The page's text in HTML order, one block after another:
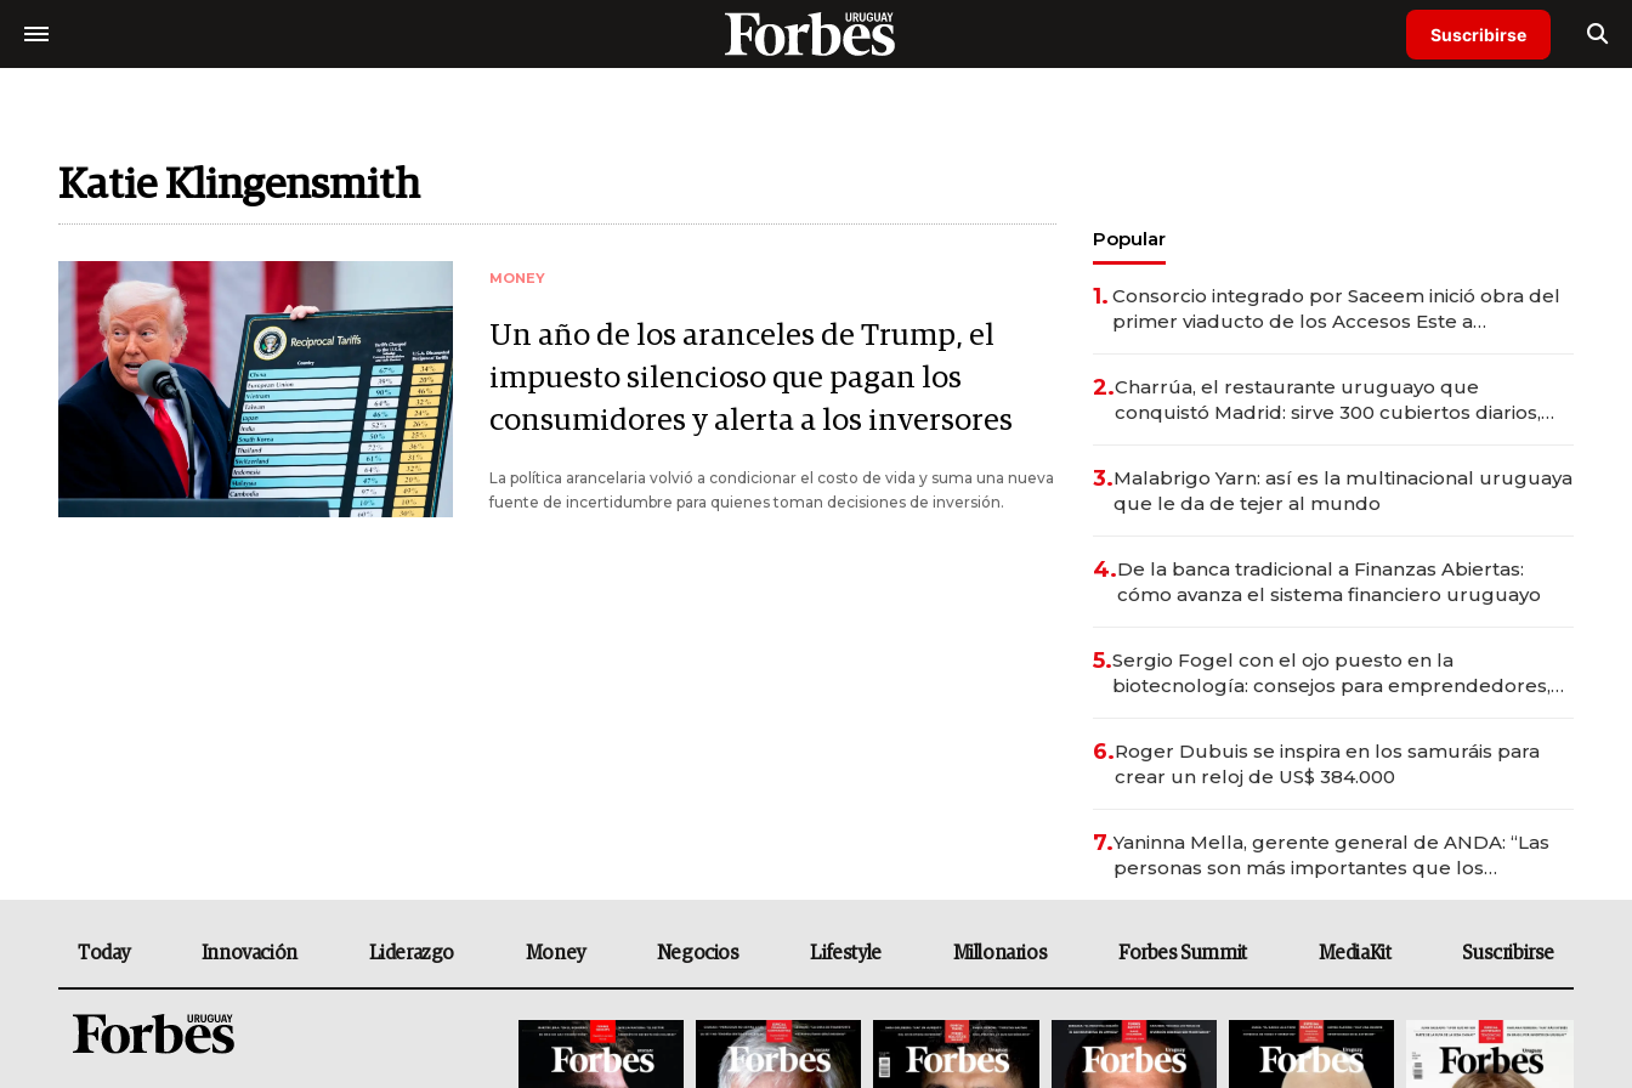
Suscribirse
Katie Klingensmith
MONEY
Un año de los aranceles de Trump, el
impuesto silencioso que pagan los
consumidores y alerta a los inversores
La política arancelaria volvió a condicionar el costo de vida y suma una nueva
fuente de incertidumbre para quienes toman decisiones de inversión.
Popular
1. Consorcio integrado por Saceem inició obra del
primer viaducto de los Accesos Este a
2.Charrúa, el restaurante uruguayo que
conquistó Madrid: sirve 300 cubiertos diarios,
3.Malabrigo Yarn: así es la multinacional uruguaya
que le da de tejer al mundo
4.De la banca tradicional a Finanzas Abiertas:
cómo avanza el sistema financiero uruguayo
5.Sergio Fogel con el ojo puesto en la
biotecnología: consejos para emprendedores,
6.Roger Dubuis se inspira en los samuráis para
crear un reloj de US$ 384.000
7.Yaninna Mella, gerente general de ANDA: “Las
personas son más importantes que los
Today Innovación Liderazgo Money Negocios Lifestyle Millonarios Forbes Summit MediaKit Suscribirse